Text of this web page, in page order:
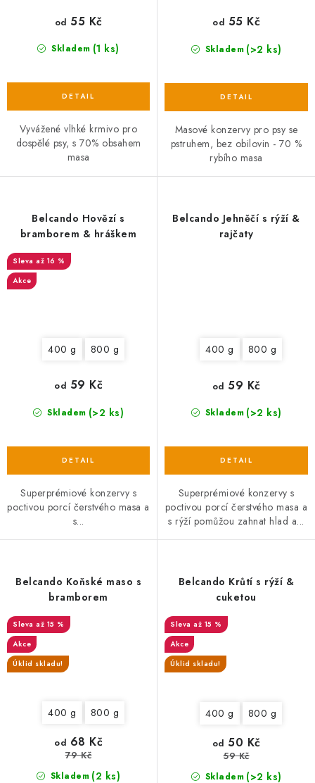
Skladem (1 ks)
od 55 Kč
Vyvážené vlhké krmivo pro
dospělé psy, s 70% obsahem
masa
Skladem (>2 ks)
od 55 Kč
Masové konzervy pro psy se
pstruhem, bez obilovin - 70 %
rybího masa
Belcando Hovězí s
bramborem & hráškem
až 16 %
Akce
400 g 800 g
Skladem (>2 ks)
od 59 Kč
Superprémiové konzervy s
poctivou porcí čerstvého masa a
s...
Belcando Jehněčí s rýží &
rajčaty
400 g 800 g
Skladem (>2 ks)
od 59 Kč
Superprémiové konzervy s
poctivou porcí čerstvého masa a
s rýží pomůžou zahnat hlad a...
Belcando Koňské maso s
bramborem
až 15 %
Akce
Úklid skladu!
400 g 800 g
Skladem (2 ks)
od 68 Kč
79 Kč
Belcando Krůtí s rýží &
cuketou
až 15 %
Akce
Úklid skladu!
400 g 800 g
Skladem (>2 ks)
od 50 Kč
59 Kč